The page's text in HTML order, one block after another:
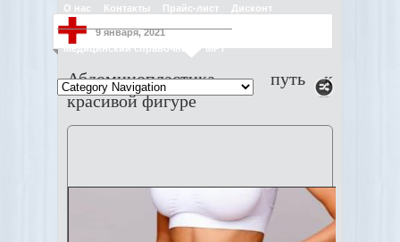
О нас Контакты Прайс-лист Дисконт
Медицинский справочник МРТ
9 января, 2021
Абдоминопластика — путь к
красивой фигуре